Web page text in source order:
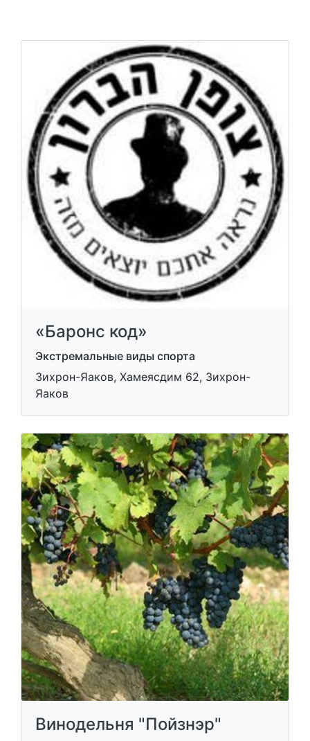
«Баронс код»
Экстремальные виды спорта
Зихрон-Яаков, Хамеясдим 62, Зихрон-
Яаков
Винодельня "Пойзнэр"